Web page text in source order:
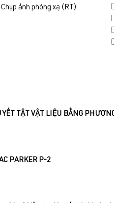
Chụp ảnh phóng xạ (RT)
TẬT VẬT LIỆU BẰNG
PARKER P-2